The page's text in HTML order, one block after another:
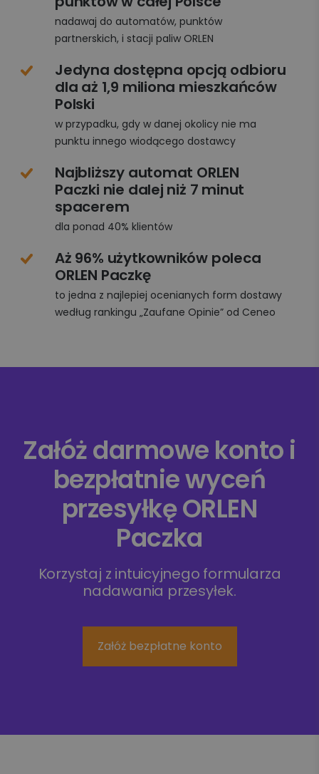
nadawaj do automatów, punktów
partnerskich, i stacji paliw ORLEN
Jedyna dostępna opcją odbioru
dla aż 1,9 miliona mieszkańców
Polski
w przypadku, gdy w danej okolicy nie ma
punktu innego wiodącego dostawcy
Najbliższy automat ORLEN
Paczki nie dalej niż 7 minut
spacerem
dla ponad 40% klientów
Aż 96% użytkowników poleca
ORLEN Paczkę
to jedna z najlepiej ocenianych form dostawy
według rankingu „Zaufane Opinie” od Ceneo
Załóż darmowe konto i
bezpłatnie wyceń
przesyłkę ORLEN
Paczka
Korzystaj z intuicyjnego formularza
nadawania przesyłek.
Załóż bezpłatne konto